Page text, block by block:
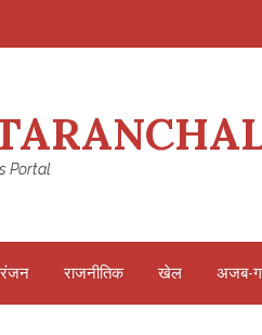
Portal
राजनीतिक खेल अजब-